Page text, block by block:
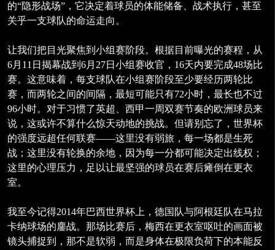
的“隐形战场”，它决定着球员的体能储备、战术执行，甚至
关乎一支球队的命运走向。
让我们把目光聚焦到小组赛阶段。根据目前曝光的赛程，从
6月11日揭幕战到6月27日小组赛收官，16天内要完成48场比
赛。这意味着，每支球队在小组赛阶段至少要经历两轮比
赛，而两轮之间的间隔，最短可能只有72小时，最长也不过
96小时。对于习惯了英超、西甲一周双赛节奏的欧洲球员来
说，这或许不算什么惊天动地的挑战。但请别忘了，世界杯
的强度远超任何联赛——这里没有弱旅，每一场都是生死
战；这里没有轮换的余地，因为每一分都可能决定出线权；
这里的心理压力，足以让最坚强的球员在赛后瘫倒在更衣
室。
我至今记得2014年巴西世界杯上，德国队与阿根廷队在马拉
卡纳球场的鏖战。那场比赛后，梅西在更衣室呕吐的画面被
镜头捕捉到，那不是软弱，而是身体在极限负荷下的本能反